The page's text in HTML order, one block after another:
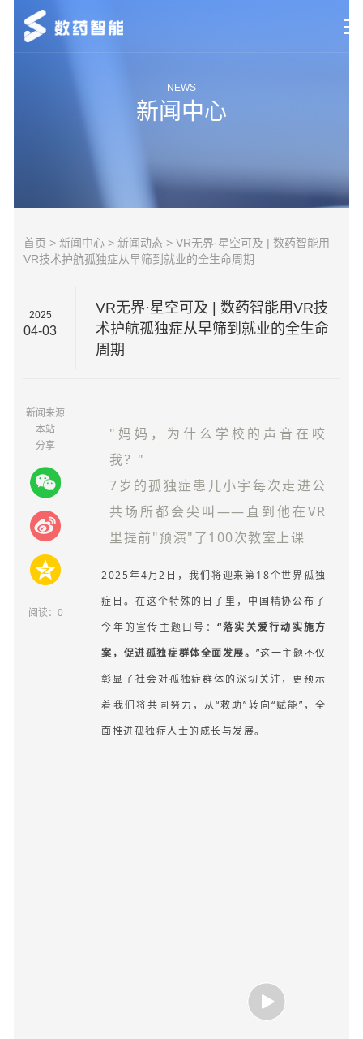
联系我们
NEWS
新闻中心
首页 >新闻中心 >新闻动态 > VR无界·星空可及 | 数药智能用
VR技术护航孤独症从早筛到就业的全生命周期
2025
04-03
VR无界·星空可及 | 数药智能用VR技
术护航孤独症从早筛到就业的全生命
周期
新闻来源
本站
— 分享 —
阅读： 0
"妈妈，为什么学校的声音在咬
我？"
7岁的孤独症患儿小宇每次走进公
共场所都会尖叫——直到他在VR
里提前"预演"了100次教室上课
2025年4月2日，我们将迎来第18个世界孤独
症日。在这个特殊的日子里，中国精协公布了
今年的宣传主题口号： “落实关爱行动实施方
案，促进孤独症群体全面发展。 ”这一主题不仅
彰显了社会对孤独症群体的深切关注，更预示
着我们将共同努力，从“救助”转向“赋能”，全
面推进孤独症人士的成长与发展。